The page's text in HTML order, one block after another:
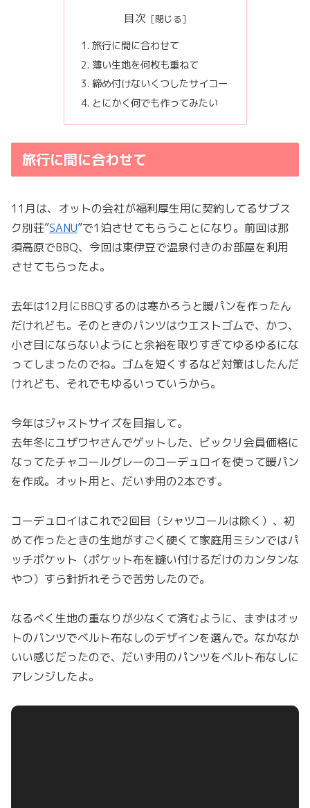
目次
旅行に間に合わせて
薄い生地を何枚も重ねて
締め付けないくつしたサイコー
とにかく何でも作ってみたい
旅行に間に合わせて
11月は、オットの会社が福利厚生用に契約してるサブス
ク別荘”SANU”で1泊させてもらうことになり。前回は那
須高原でBBQ、今回は東伊豆で温泉付きのお部屋を利用
させてもらったよ。
去年は12月にBBQするのは寒かろうと暖パンを作ったん
だけれども。そのときのパンツはウエストゴムで、かつ、
小さ目にならないようにと余裕を取りすぎてゆるゆるにな
ってしまったのでね。ゴムを短くするなど対策はしたんだ
けれども、それでもゆるいっていうから。
今年はジャストサイズを目指して。
去年冬にユザワヤさんでゲットした、ビックリ会員価格に
なってたチャコールグレーのコーデュロイを使って暖パン
を作成。オット用と、だいず用の2本です。
コーデュロイはこれで2回目（シャツコールは除く）、初
めて作ったときの生地がすごく硬くて家庭用ミシンではパ
ッチポケット（ポケット布を縫い付けるだけのカンタンな
やつ）すら針折れそうで苦労したので。
なるべく生地の重なりが少なくて済むように、まずはオッ
トのパンツでベルト布なしのデザインを選んで。なかなか
いい感じだったので、だいず用のパンツをベルト布なしに
アレンジしたよ。